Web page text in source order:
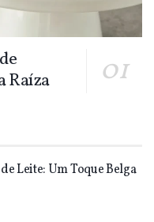
Raíza
Leite: Um Toque Belga